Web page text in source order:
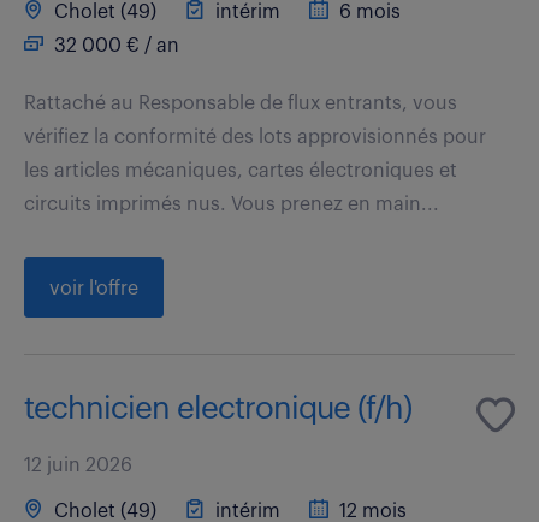
Cholet (49) intérim
6 mois
32 000 € / an
Rattaché au Responsable de flux entrants, vous
vérifiez la conformité des lots approvisionnés pour
les articles mécaniques, cartes électroniques et
circuits imprimés nus. Vous prenez en main...
voir l'offre
technicien electronique (f/h)
12 juin 2026
Cholet (49) intérim
12 mois